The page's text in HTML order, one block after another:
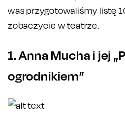
was przygotowaliśmy listę
zobaczycie w teatrze.
1. Anna Mucha i jej
ogrodnikiem”